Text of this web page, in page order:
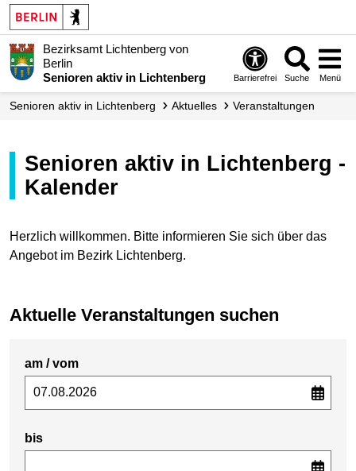
Bezirksamt Lichtenberg von
Berlin
Senioren aktiv in Lichtenberg
Barrierefrei Suche Menü
Senioren aktiv in Lichtenberg Aktuelles Veranstaltungen
Senioren aktiv in Lichtenberg -
Kalender
Herzlich willkommen. Bitte informieren Sie sich über das
Angebot im Bezirk Lichtenberg.
Aktuelle Veranstaltungen suchen
am / vom
bis